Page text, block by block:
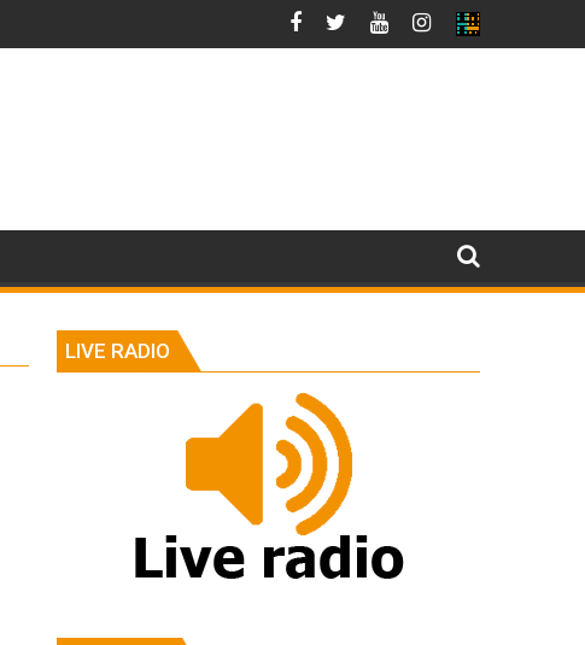
LIVE RADIO